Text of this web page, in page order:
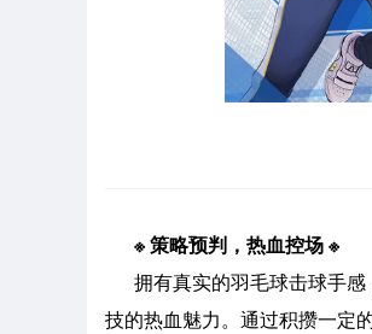
※ 策略预判，热血控场 ※
拥有真实的羽毛球击球手感
技的热血魅力。通过积攒一定